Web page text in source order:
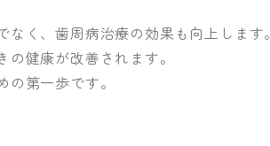
く、歯周病治療の効果も向上します。
健康が改善されます。
第一歩です。